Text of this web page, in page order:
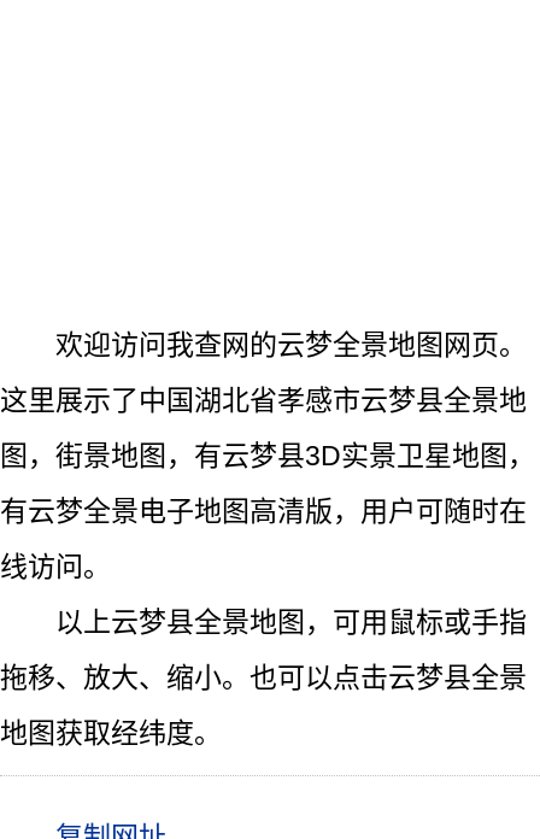
欢迎访问我查网的云梦全景地图网页。
这里展示了中国湖北省孝感市云梦县全景地
图，街景地图，有云梦县3D实景卫星地图，
有云梦全景电子地图高清版，用户可随时在
线访问。
以上云梦县全景地图，可用鼠标或手指
拖移、放大、缩小。也可以点击云梦县全景
地图获取经纬度。